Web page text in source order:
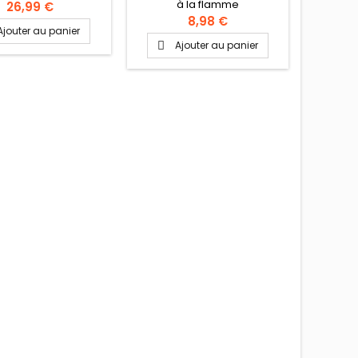
de riz - laver à
passoire -
dans un récipient
tiède pendant
26,99 €
au panier
à la flamme
8,98 €
 Ajouter au panier